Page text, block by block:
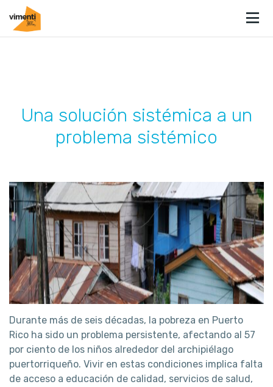
Una solución sistémica a un
problema sistémico
Durante más de seis décadas, la pobreza en Puerto
Rico ha sido un problema persistente, afectando al 57
por ciento de los niños alrededor del archipiélago
puertorriqueño. Vivir en estas condiciones implica falta
de acceso a educación de calidad, servicios de salud,